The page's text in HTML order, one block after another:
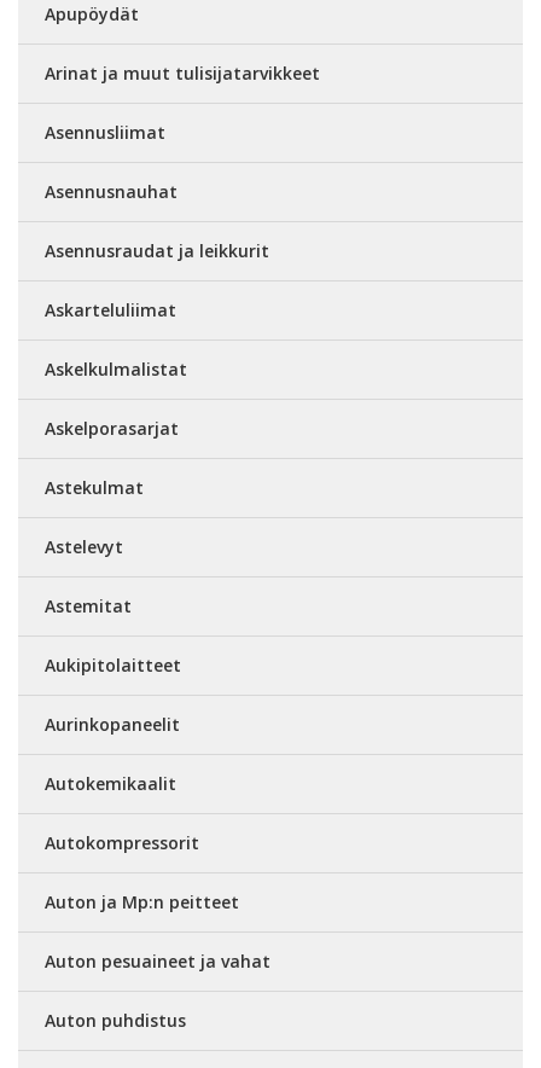
Apupöydät
Arinat ja muut tulisijatarvikkeet
Asennusliimat
Asennusnauhat
Asennusraudat ja leikkurit
Askarteluliimat
Askelkulmalistat
Askelporasarjat
Astekulmat
Astelevyt
Astemitat
Aukipitolaitteet
Aurinkopaneelit
Autokemikaalit
Autokompressorit
Auton ja Mp:n peitteet
Auton pesuaineet ja vahat
Auton puhdistus